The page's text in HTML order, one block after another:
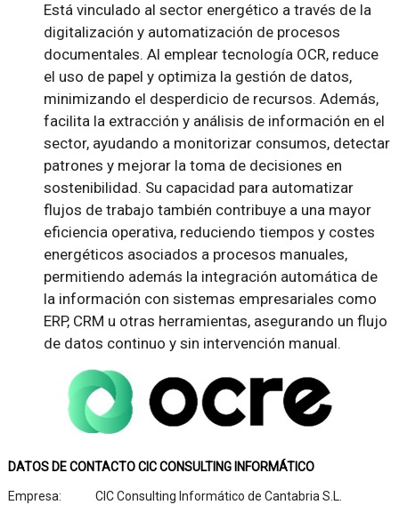
Está vinculado al sector energético a través de la
digitalización y automatización de procesos
documentales. Al emplear tecnología OCR, reduce
el uso de papel y optimiza la gestión de datos,
minimizando el desperdicio de recursos. Además,
facilita la extracción y análisis de información en el
sector, ayudando a monitorizar consumos, detectar
patrones y mejorar la toma de decisiones en
sostenibilidad. Su capacidad para automatizar
flujos de trabajo también contribuye a una mayor
eficiencia operativa, reduciendo tiempos y costes
energéticos asociados a procesos manuales,
permitiendo además la integración automática de
la información con sistemas empresariales como
ERP, CRM u otras herramientas, asegurando un flujo
de datos continuo y sin intervención manual.
DATOS DE CONTACTO CIC CONSULTING INFORMÁTICO
Empresa:
CIC Consulting Informático de Cantabria S.L.